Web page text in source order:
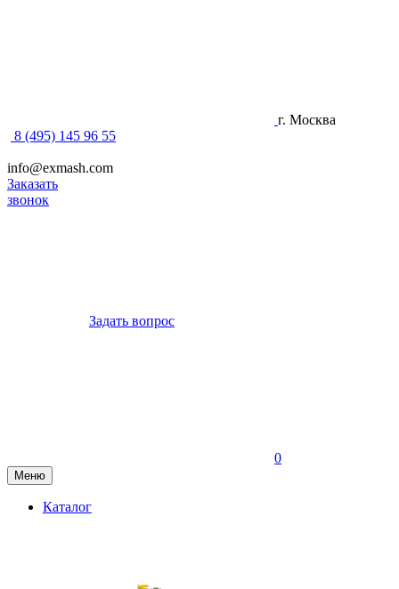
г. Москва
8 (495) 145 96 55
info@exmash.com
Заказать
звонок
Задать вопрос
0
Меню
Каталог